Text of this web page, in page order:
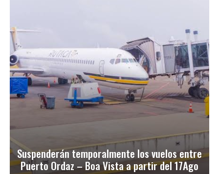
Suspenderán temporalmente los vuelos entre
Puerto Ordaz – Boa Vista a partir del 17Ago